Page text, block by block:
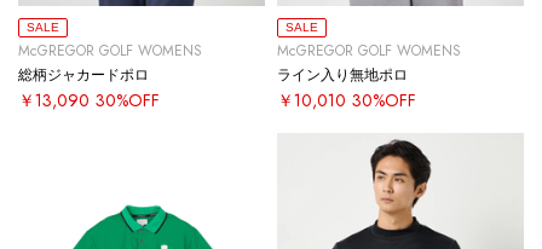
SALE
McGREGOR GOLF WOMENS
総柄ジャカードポロ
￥13,090 30%OFF
SALE
McGREGOR GOLF WOMENS
ライン入り無地ポロ
￥10,010 30%OFF